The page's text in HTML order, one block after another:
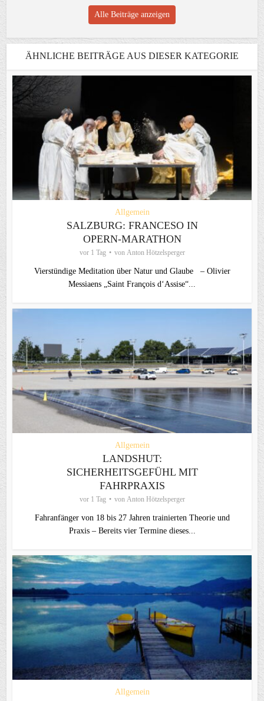
Alle Beiträge anzeigen
ÄHNLICHE BEITRÄGE AUS DIESER KATEGORIE
Allgemein
SALZBURG: FRANCESO IN
OPERN-MARATHON
vor 1 Tag von Anton Hötzelsperger
Vierstündige Meditation über Natur und Glaube – Olivier
Messiaens „Saint François d‘Assise“...
Allgemein
LANDSHUT:
SICHERHEITSGEFÜHL MIT
FAHRPRAXIS
vor 1 Tag von Anton Hötzelsperger
Fahranfänger von 18 bis 27 Jahren trainierten Theorie und
Praxis – Bereits vier Termine dieses...
Allgemein